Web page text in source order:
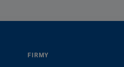
FIRMY